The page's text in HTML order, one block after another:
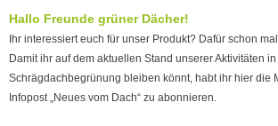
Hallo Freunde grüner Dächer!
Ihr interessiert euch für unser Produkt? Dafür schon
Damit ihr auf dem aktuellen Stand unserer Aktivitäten
Schrägdachbegrünung bleiben könnt, habt ihr hier die
Infopost „Neues vom Dach“ zu abonnieren.